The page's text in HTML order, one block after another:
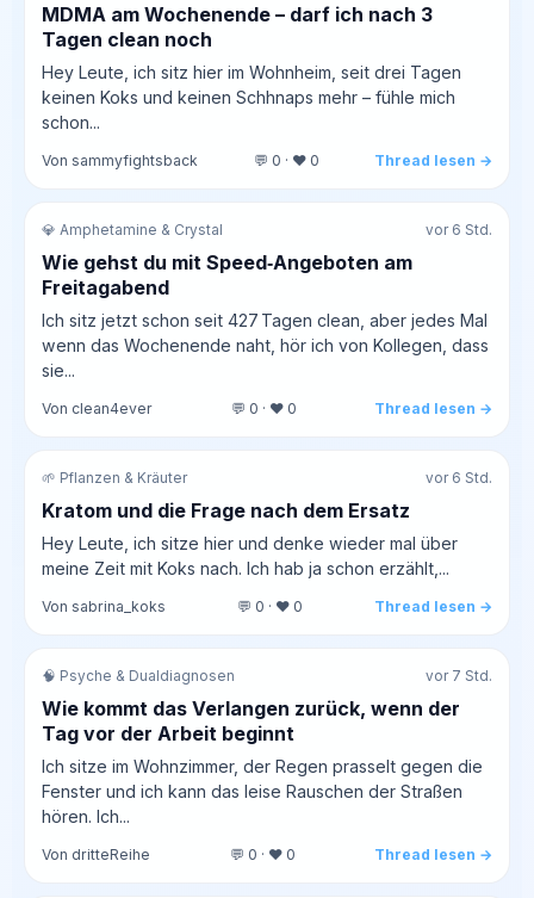
MDMA am Wochenende – darf ich nach 3
Tagen clean noch
Hey Leute, ich sitz hier im Wohnheim, seit drei Tagen
keinen Koks und keinen Schhnaps mehr – fühle mich
schon...
Von sammyfightsback 💬 0 · ❤️ 0 Thread lesen →
💎 Amphetamine & Crystal vor 6 Std.
Wie gehst du mit Speed‑Angeboten am
Freitagabend
Ich sitz jetzt schon seit 427 Tagen clean, aber jedes Mal
wenn das Wochenende naht, hör ich von Kollegen, dass
sie...
Von clean4ever 💬 0 · ❤️ 0 Thread lesen →
🌱 Pflanzen & Kräuter vor 6 Std.
Kratom und die Frage nach dem Ersatz
Hey Leute, ich sitze hier und denke wieder mal über
meine Zeit mit Koks nach. Ich hab ja schon erzählt,...
Von sabrina_koks 💬 0 · ❤️ 0 Thread lesen →
🧠 Psyche & Dualdiagnosen vor 7 Std.
Wie kommt das Verlangen zurück, wenn der
Tag vor der Arbeit beginnt
Ich sitze im Wohnzimmer, der Regen prasselt gegen die
Fenster und ich kann das leise Rauschen der Straßen
hören. Ich...
Von dritteReihe 💬 0 · ❤️ 0 Thread lesen →